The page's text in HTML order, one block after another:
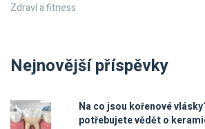
Zdraví a fitness
Nejnovější příspěvky
Na co jsou kořenové
potřebujete vědět o